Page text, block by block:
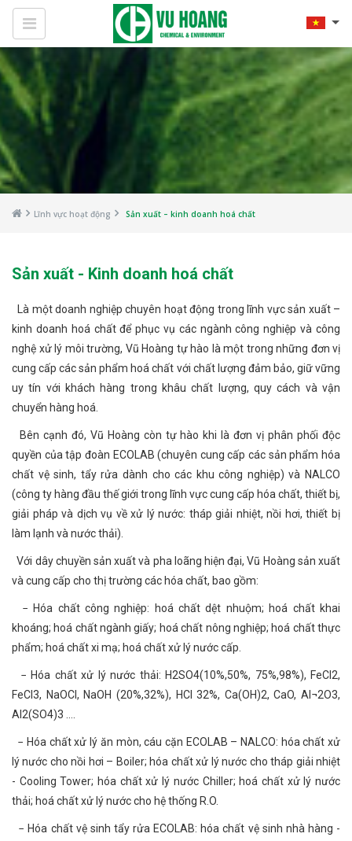
Lĩnh vực hoạt động Sản xuất – kinh doanh hoá chất
Sản xuất - Kinh doanh hoá chất
Là một doanh nghiệp chuyên hoạt động trong lĩnh vực sản xuất –
kinh doanh hoá chất để phục vụ các ngành công nghiệp và công
nghệ xử lý môi trường, Vũ Hoàng tự hào là một trong những đơn vị
cung cấp các sản phẩm hoá chất với chất lượng đảm bảo, giữ vững
uy tín với khách hàng trong khâu chất lượng, quy cách và vận
chuyển hàng hoá.
Bên cạnh đó, Vũ Hoàng còn tự hào khi là đơn vị phân phối độc
quyền của tập đoàn ECOLAB (chuyên cung cấp các sản phẩm hóa
chất vệ sinh, tẩy rửa dành cho các khu công nghiệp) và NALCO
(công ty hàng đầu thế giới trong lĩnh vực cung cấp hóa chất, thiết bị,
giải pháp và dịch vụ về xử lý nước: tháp giải nhiệt, nồi hơi, thiết bị
làm lạnh và nước thải).
Với dây chuyền sản xuất và pha loãng hiện đại, Vũ Hoàng sản xuất
và cung cấp cho thị trường các hóa chất, bao gồm:
− Hóa chất công nghiệp: hoá chất dệt nhuộm; hoá chất khai
khoáng; hoá chất ngành giấy; hoá chất nông nghiệp; hoá chất thực
phẩm; hoá chất xi mạ; hoá chất xử lý nước cấp.
− Hóa chất xử lý nước thải: H2SO4(10%,50%, 75%,98%), FeCl2,
FeCl3, NaOCl, NaOH (20%,32%), HCl 32%, Ca(OH)2, CaO, Al¬2O3,
Al2(SO4)3 ….
− Hóa chất xử lý ăn mòn, cáu cặn ECOLAB – NALCO: hóa chất xử
lý nước cho nồi hơi – Boiler; hóa chất xử lý nước cho tháp giải nhiệt
- Cooling Tower; hóa chất xử lý nước Chiller; hoá chất xử lý nước
thải; hoá chất xử lý nước cho hệ thống R.O.
− Hóa chất vệ sinh tẩy rửa ECOLAB: hóa chất vệ sinh nhà hàng -